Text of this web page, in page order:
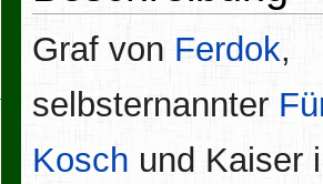
Graf von Ferdok,
selbsternannter
Kosch und Kaiser